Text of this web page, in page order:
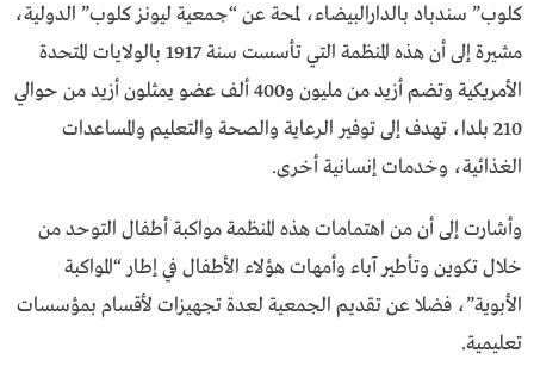
كلوب” سندباد بالدارالبيضاء، لمحة عن “جمعية ليونز كلوب” الدولية،
مشيرة إلى أن هذه المنظمة التي تأسست سنة 1917 بالولايات المتحدة
الأمريكية وتضم أزيد من مليون و400 ألف عضو يمثلون أزيد من حوالي
210 بلدا، تهدف إلى توفير الرعاية والصحة والتعليم والمساعدات
الغذائية، وخدمات إنسانية أخرى.
وأشارت إلى أن من اهتمامات هذه المنظمة مواكبة أطفال التوحد من
خلال تكوين وتأطير آباء وأمهات هؤلاء الأطفال في إطار “المواكبة
الأبوية”، فضلا عن تقديم الجمعية لعدة تجهيزات لأقسام بمؤسسات
تعليمية.